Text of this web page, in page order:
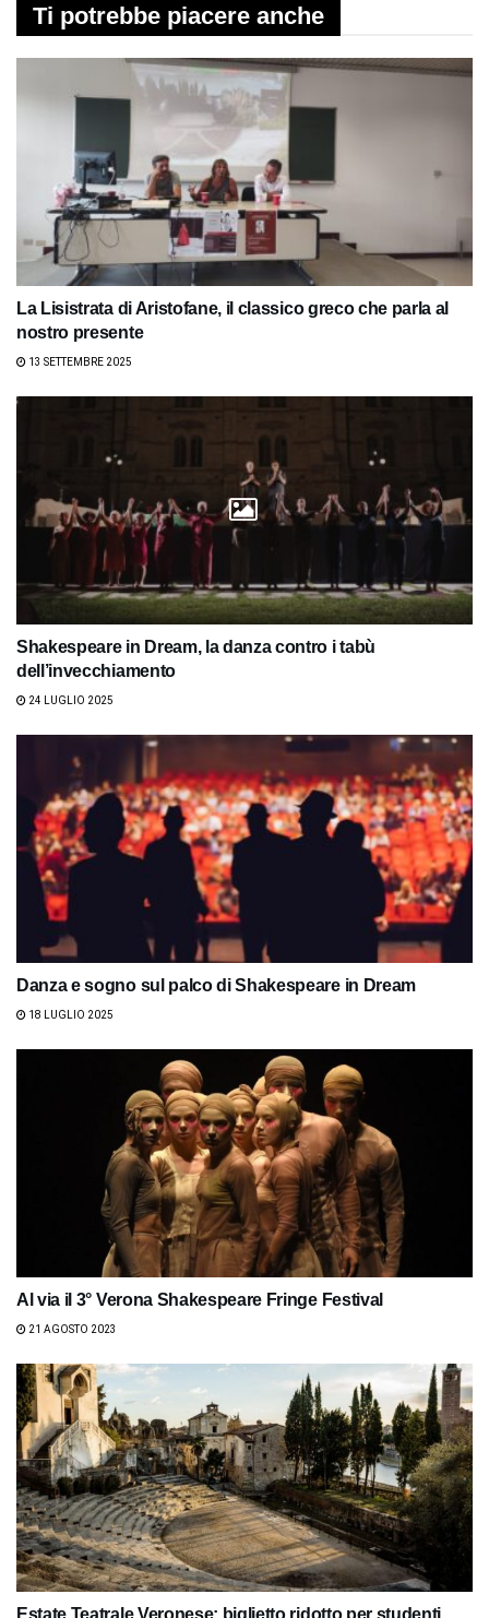
Ti potrebbe piacere anche
La Lisistrata di Aristofane, il classico greco che parla al
nostro presente
13 SETTEMBRE 2025
Shakespeare in Dream, la danza contro i tabù
dell’invecchiamento
24 LUGLIO 2025
Danza e sogno sul palco di Shakespeare in Dream
18 LUGLIO 2025
Al via il 3° Verona Shakespeare Fringe Festival
21 AGOSTO 2023
Estate Teatrale Veronese: biglietto ridotto per studenti